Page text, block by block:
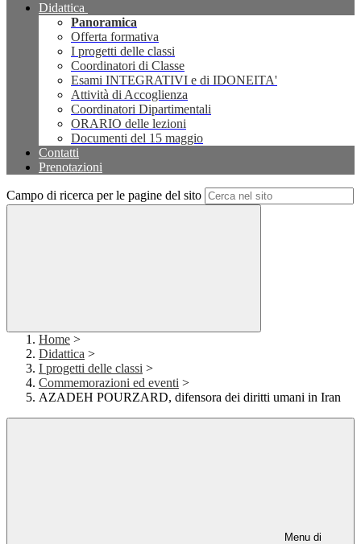
Didattica
Panoramica
Offerta formativa
I progetti delle classi
Coordinatori di Classe
Esami INTEGRATIVI e di IDONEITA'
Attività di Accoglienza
Coordinatori Dipartimentali
ORARIO delle lezioni
Documenti del 15 maggio
Contatti
Prenotazioni
Campo di ricerca per le pagine del sito
Home >
Didattica >
I progetti delle classi >
Commemorazioni ed eventi >
AZADEH POURZARD, difensora dei diritti umani in Iran
Menu di